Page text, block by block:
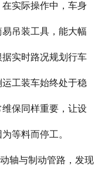
实际操作中，车身
吊装工具，能大幅
实时路况规划行车
工装车始终处于稳
保同样重要，让设
等料而停工。
轴与制动管路，发现